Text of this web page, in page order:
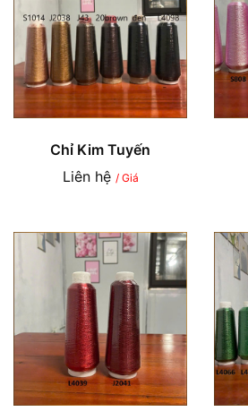
Chỉ Kim Tuyến
Liên hệ / Giá